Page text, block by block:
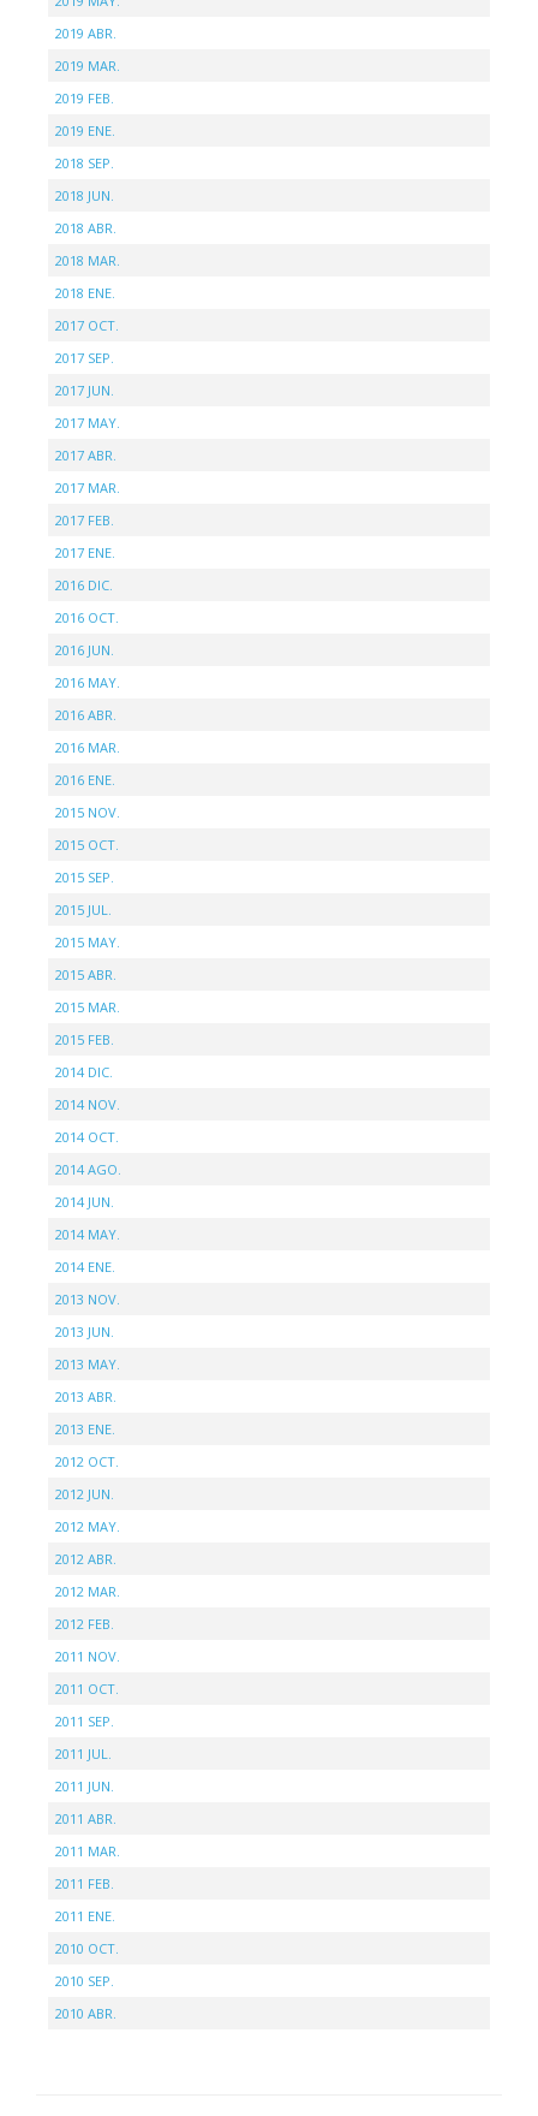
2019 ABR.
2019 MAR.
2019 FEB.
2019 ENE.
2018 SEP.
2018 JUN.
2018 ABR.
2018 MAR.
2018 ENE.
2017 OCT.
2017 SEP.
2017 JUN.
2017 MAY.
2017 ABR.
2017 MAR.
2017 FEB.
2017 ENE.
2016 DIC.
2016 OCT.
2016 JUN.
2016 MAY.
2016 ABR.
2016 MAR.
2016 ENE.
2015 NOV.
2015 OCT.
2015 SEP.
2015 JUL.
2015 MAY.
2015 ABR.
2015 MAR.
2015 FEB.
2014 DIC.
2014 NOV.
2014 OCT.
2014 AGO.
2014 JUN.
2014 MAY.
2014 ENE.
2013 NOV.
2013 JUN.
2013 MAY.
2013 ABR.
2013 ENE.
2012 OCT.
2012 JUN.
2012 MAY.
2012 ABR.
2012 MAR.
2012 FEB.
2011 NOV.
2011 OCT.
2011 SEP.
2011 JUL.
2011 JUN.
2011 ABR.
2011 MAR.
2011 FEB.
2011 ENE.
2010 OCT.
2010 SEP.
2010 ABR.